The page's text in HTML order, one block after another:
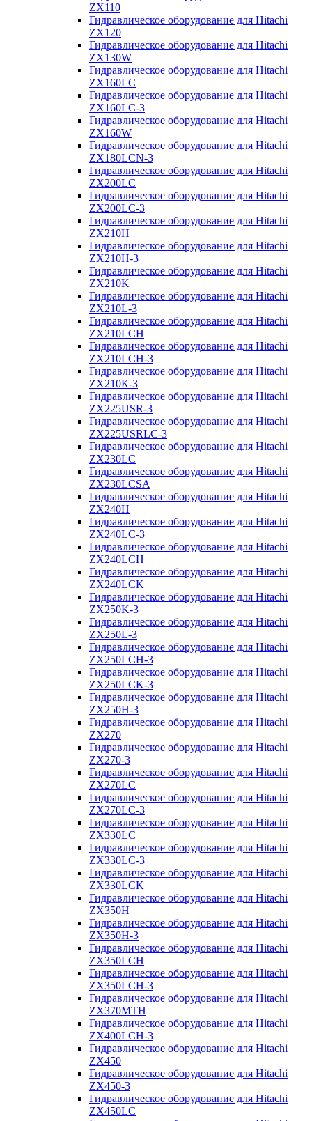
ZX110
Гидравлическое оборудование для Hitachi
ZX120
Гидравлическое оборудование для Hitachi
ZX130W
Гидравлическое оборудование для Hitachi
ZX160LC
Гидравлическое оборудование для Hitachi
ZX160LC-3
Гидравлическое оборудование для Hitachi
ZX160W
Гидравлическое оборудование для Hitachi
ZX180LCN-3
Гидравлическое оборудование для Hitachi
ZX200LC
Гидравлическое оборудование для Hitachi
ZX200LC-3
Гидравлическое оборудование для Hitachi
ZX210H
Гидравлическое оборудование для Hitachi
ZX210H-3
Гидравлическое оборудование для Hitachi
ZX210K
Гидравлическое оборудование для Hitachi
ZX210L-3
Гидравлическое оборудование для Hitachi
ZX210LCH
Гидравлическое оборудование для Hitachi
ZX210LCH-3
Гидравлическое оборудование для Hitachi
ZX210К-3
Гидравлическое оборудование для Hitachi
ZX225USR-3
Гидравлическое оборудование для Hitachi
ZX225USRLC-3
Гидравлическое оборудование для Hitachi
ZX230LC
Гидравлическое оборудование для Hitachi
ZX230LCSA
Гидравлическое оборудование для Hitachi
ZX240H
Гидравлическое оборудование для Hitachi
ZX240LC-3
Гидравлическое оборудование для Hitachi
ZX240LCH
Гидравлическое оборудование для Hitachi
ZX240LCK
Гидравлическое оборудование для Hitachi
ZX250K-3
Гидравлическое оборудование для Hitachi
ZX250L-3
Гидравлическое оборудование для Hitachi
ZX250LCH-3
Гидравлическое оборудование для Hitachi
ZX250LCK-3
Гидравлическое оборудование для Hitachi
ZX250Н-3
Гидравлическое оборудование для Hitachi
ZX270
Гидравлическое оборудование для Hitachi
ZX270-3
Гидравлическое оборудование для Hitachi
ZX270LC
Гидравлическое оборудование для Hitachi
ZX270LC-3
Гидравлическое оборудование для Hitachi
ZX330LC
Гидравлическое оборудование для Hitachi
ZX330LC-3
Гидравлическое оборудование для Hitachi
ZX330LCK
Гидравлическое оборудование для Hitachi
ZX350H
Гидравлическое оборудование для Hitachi
ZX350H-3
Гидравлическое оборудование для Hitachi
ZX350LCH
Гидравлическое оборудование для Hitachi
ZX350LCH-3
Гидравлическое оборудование для Hitachi
ZX370MTH
Гидравлическое оборудование для Hitachi
ZX400LCH-3
Гидравлическое оборудование для Hitachi
ZX450
Гидравлическое оборудование для Hitachi
ZX450-3
Гидравлическое оборудование для Hitachi
ZX450LC